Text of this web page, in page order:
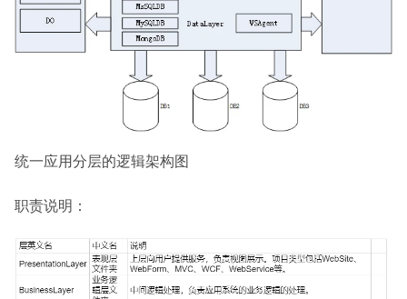
统一应用分层的逻辑架构图
职责说明：